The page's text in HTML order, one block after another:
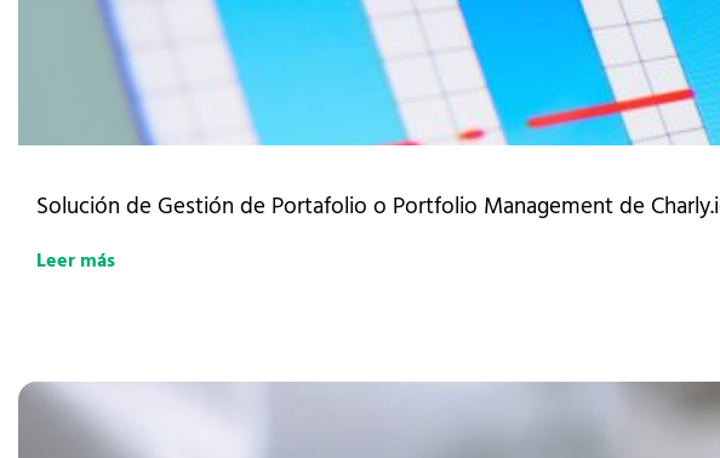
Solución de Gestión de Portafolio o Portfolio Management de
Leer más